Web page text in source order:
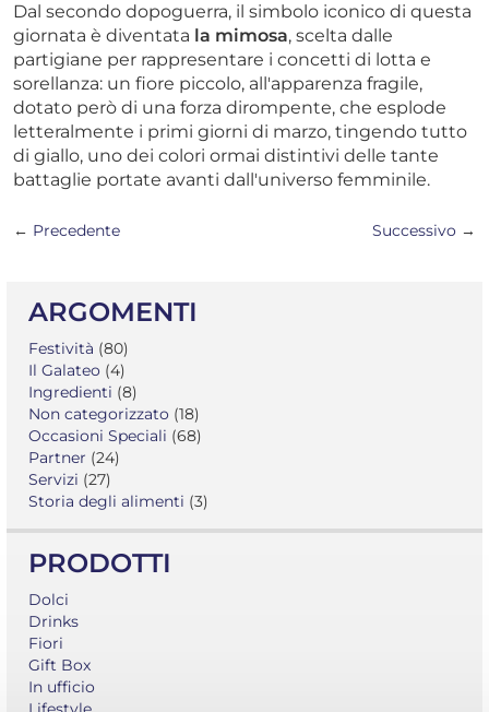
Dal secondo dopoguerra, il simbolo iconico di questa
giornata è diventata la mimosa, scelta dalle
partigiane per rappresentare i concetti di lotta e
sorellanza: un fiore piccolo, all'apparenza fragile,
dotato però di una forza dirompente, che esplode
letteralmente i primi giorni di marzo, tingendo tutto
di giallo, uno dei colori ormai distintivi delle tante
battaglie portate avanti dall'universo femminile.
NAVIGAZIONE
← Precedente Successivo →
ARGOMENTI
Festività (80)
Il Galateo (4)
Ingredienti (8)
Non categorizzato (18)
Occasioni Speciali (68)
Partner (24)
Servizi (27)
Storia degli alimenti (3)
PRODOTTI
Dolci
Drinks
Fiori
Gift Box
In ufficio